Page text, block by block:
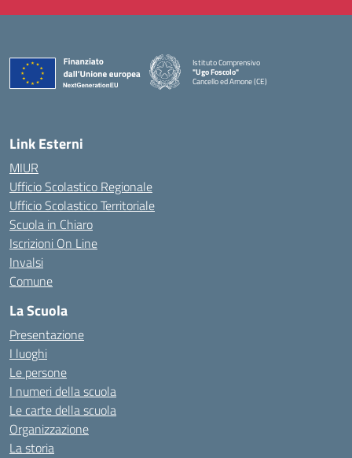
Istituto Comprensivo
"Ugo Foscolo"
Cancello ed Arnone (CE)
Link Esterni
MIUR
Ufficio Scolastico Regionale
Ufficio Scolastico Territoriale
Scuola in Chiaro
Iscrizioni On Line
Invalsi
Comune
La Scuola
Presentazione
I luoghi
Le persone
I numeri della scuola
Le carte della scuola
Organizzazione
La storia